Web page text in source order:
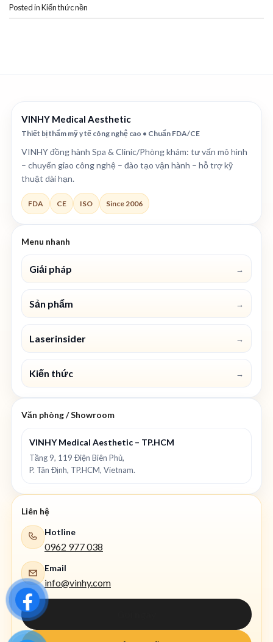
Posted inKiến thức nền
VINHY Medical Aesthetic
Thiết bị thẩm mỹ y tế công nghệ cao • Chuẩn FDA/CE
VINHY đồng hành Spa & Clinic/Phòng khám: tư vấn mô hình
– chuyển giao công nghệ – đào tạo vận hành – hỗ trợ kỹ
thuật dài hạn.
FDA CE ISO Since 2006
Menu nhanh
Giải pháp →
Sản phẩm →
Laserinsider →
Kiến thức →
Văn phòng / Showroom
VINHY Medical Aesthetic – TP.HCM
Tầng 9, 119 Điện Biên Phủ,
P. Tân Định, TP.HCM, Vietnam.
Liên hệ
Hotline
0962 977 038
Email
info@vinhy.com